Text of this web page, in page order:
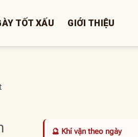
TỐT XẤU GIỚI THIỆU
🔮 Khí vận theo ngày